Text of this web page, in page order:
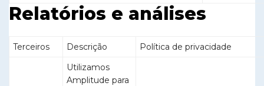
Relatórios e análises
Terceiros Descrição Política de privacidade
Utilizamos
Amplitude para